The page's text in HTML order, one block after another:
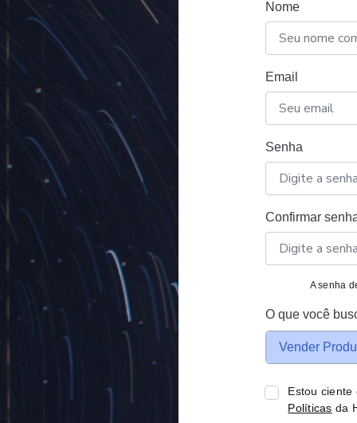
Nome
Email
Senha
Confirmar
A senha
O que você
Vender
Estou
Políticas da